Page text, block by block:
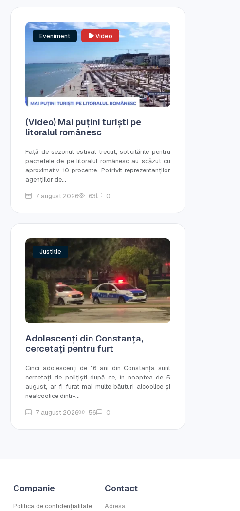
Eveniment Video
(Video) Mai puțini turiști pe
litoralul românesc
Față de sezonul estival trecut, solicitările pentru
pachetele de pe litoralul românesc au scăzut cu
aproximativ 10 procente. Potrivit reprezentanților
agențiilor de...
7 august 2026
63 0
Justiție
Adolescenți din Constanța,
cercetați pentru furt
Cinci adolescenți de 16 ani din Constanța sunt
cercetați de polițiști după ce, în noaptea de 5
august, ar fi furat mai multe băuturi alcoolice și
nealcoolice dintr-...
7 august 2026
56 0
Companie
Politica de confidențialitate
Contact
Adresa